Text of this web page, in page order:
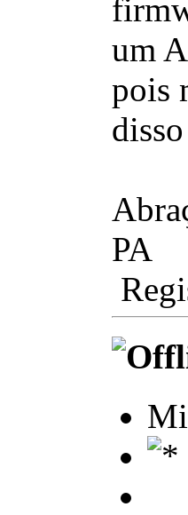
um
pois
PA